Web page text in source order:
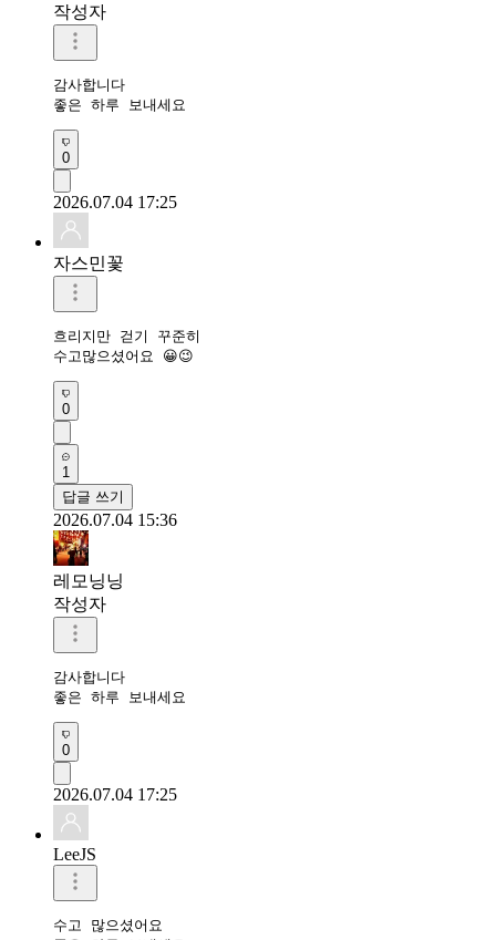
작성자
감사합니다
좋은 하루 보내세요
0
2026.07.04 17:25
자스민꽃
흐리지만 걷기 꾸준히
수고많으셨어요 😀😉
0
1
답글 쓰기
2026.07.04 15:36
레모닝닝
작성자
감사합니다
좋은 하루 보내세요
0
2026.07.04 17:25
LeeJS
수고 많으셨어요